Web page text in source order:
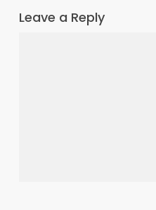
Leave a Reply